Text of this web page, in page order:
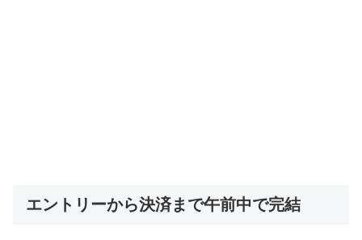
エントリーから決済まで午前中で完結